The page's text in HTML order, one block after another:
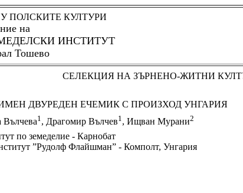
ПОЛСКИТЕ КУЛТУРИ
на
ИНСТИТУТ
Тошево
СЕЛЕКЦИЯ НА ЗЪРНЕНО-ЖИТНИ
ДВУРЕДЕН ЕЧЕМИК С ПРОИЗХОД УНГАРИЯ
Вълчева1, Драгомир Вълчев1, Ищван Мурани2
по земеделие - Карнобат
”Рудолф Флайшман” - Комполт, Унгария